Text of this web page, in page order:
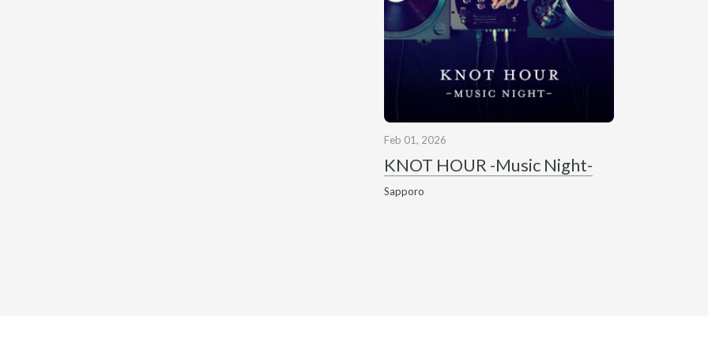
KNOT HOUR -Music Night-
Feb 01, 2026
Sapporo